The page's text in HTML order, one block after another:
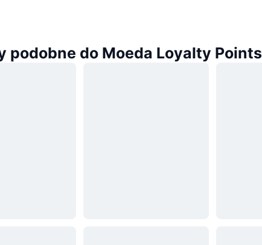
podobne do Moeda Loyalty Points